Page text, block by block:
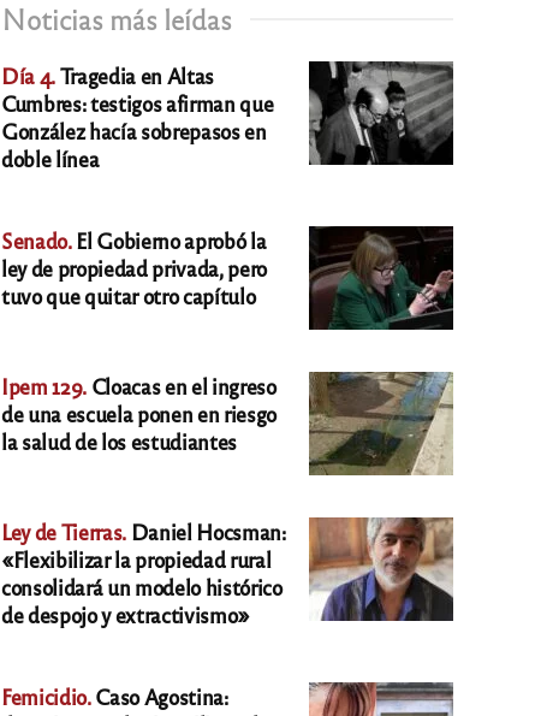
Noticias más leídas
Día 4.Tragedia en Altas
Cumbres: testigos afirman que
González hacía sobrepasos en
doble línea
Senado.El Gobierno aprobó la
ley de propiedad privada, pero
tuvo que quitar otro capítulo
Ipem 129. Cloacas en el ingreso
de una escuela ponen en riesgo
la salud de los estudiantes
Ley de Tierras. Daniel Hocsman:
«Flexibilizar la propiedad rural
consolidará un modelo histórico
de despojo y extractivismo»
Femicidio.Caso Agostina: